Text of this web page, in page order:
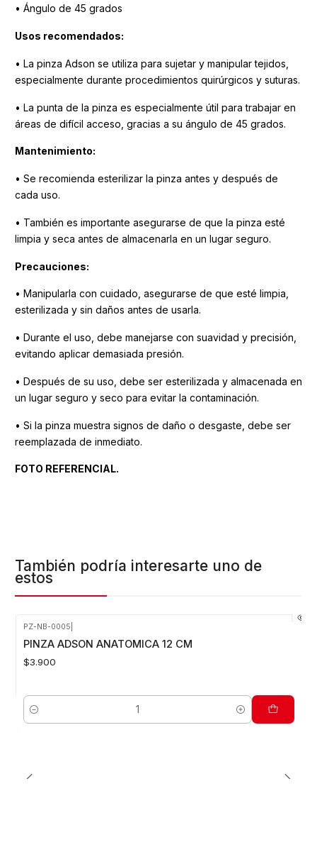
• Ángulo de 45 grados
Usos recomendados:
• La pinza Adson se utiliza para sujetar y manipular tejidos,
especialmente durante procedimientos quirúrgicos y suturas.
• La punta de la pinza es especialmente útil para trabajar en
áreas de difícil acceso, gracias a su ángulo de 45 grados.
Mantenimiento:
• Se recomienda esterilizar la pinza antes y después de
cada uso.
• También es importante asegurarse de que la pinza esté
limpia y seca antes de almacenarla en un lugar seguro.
Precauciones:
• Manipularla con cuidado, asegurarse de que esté limpia,
esterilizada y sin daños antes de usarla.
• Durante el uso, debe manejarse con suavidad y precisión,
evitando aplicar demasiada presión.
• Después de su uso, debe ser esterilizada y almacenada en
un lugar seguro y seco para evitar la contaminación.
• Si la pinza muestra signos de daño o desgaste, debe ser
reemplazada de inmediato.
FOTO REFERENCIAL.
También podría interesarte uno de
estos
PZ-NB-0005
PINZA ADSON ANATOMICA 12 CM
$3.900
Cantidad